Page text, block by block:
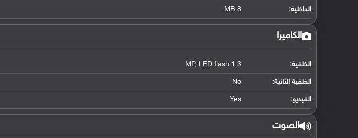
الداخلية: 8 MB
الكاميرا
الخلفية: 1.3 MP, LED flash
الخلفية الثانية: No
الفيديو: Yes
الصوت